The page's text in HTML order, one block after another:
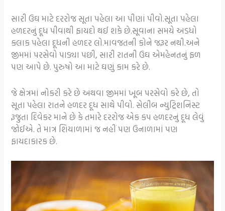
સારી ઉઘ માટે દરરોજ સૂતા પહેલા આ પીણાં પીવો.સૂતા પહેલા
હળદરનું દૂધ પીવાથી ફાયદો થઈ શકે છે.સૂવાના સમયે અડધો
કલાક પહેલા દૂધની હળદર લો.માવજતની કોને જરૂર નથી.અને
જીમમાં પરસેવો પાડ્યા પછી, સારી રાતની ઉઘ એમહેનતનું ફળ
પણ આપે છે. પુરુષો આ માટે ઘણું કામ કરે છે.
જે ક્ષેત્રમાં નોકરી કરે છે અથવા જીમમાં ખૂબ પરસેવો કરે છે, તો
સૂતા પહેલા રાતને હળદર દૂધ સાથે પીવો. સેલીબ ન્યુટ્રિશનિસ્ટ
રૂજુતા દિવેકર માને છે કે તમારે દરરોજ એક કપ હળદરનું દૂધ લેવું
જોઈએ. તે માત્ર શિયાળામાં જ નહીં પણ ઉનાળામાં પણ
ફાયદાકારક છે.